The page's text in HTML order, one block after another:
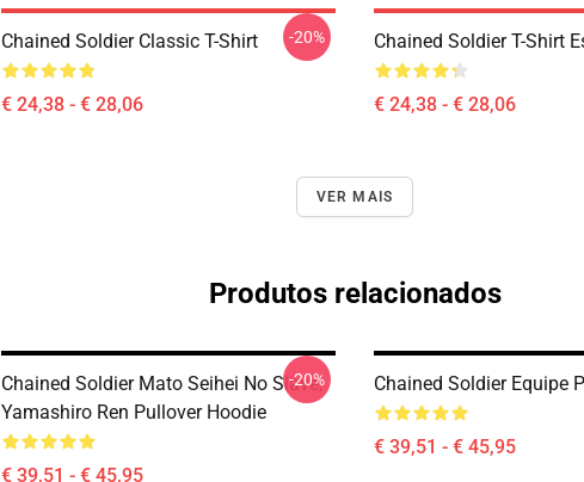
Chained Soldier Classic T-Shirt
€ 24,38 - € 28,06
-20% Chained Soldier T-Shirt
€ 24,38 - € 28,06
VER MAIS
Produtos relacionados
Chained Soldier Mato Seihei No Slave,
Yamashiro Ren Pullover Hoodie
€ 39,51 - € 45,95
-20% Chained Soldier Equipe
€ 39,51 - € 45,95